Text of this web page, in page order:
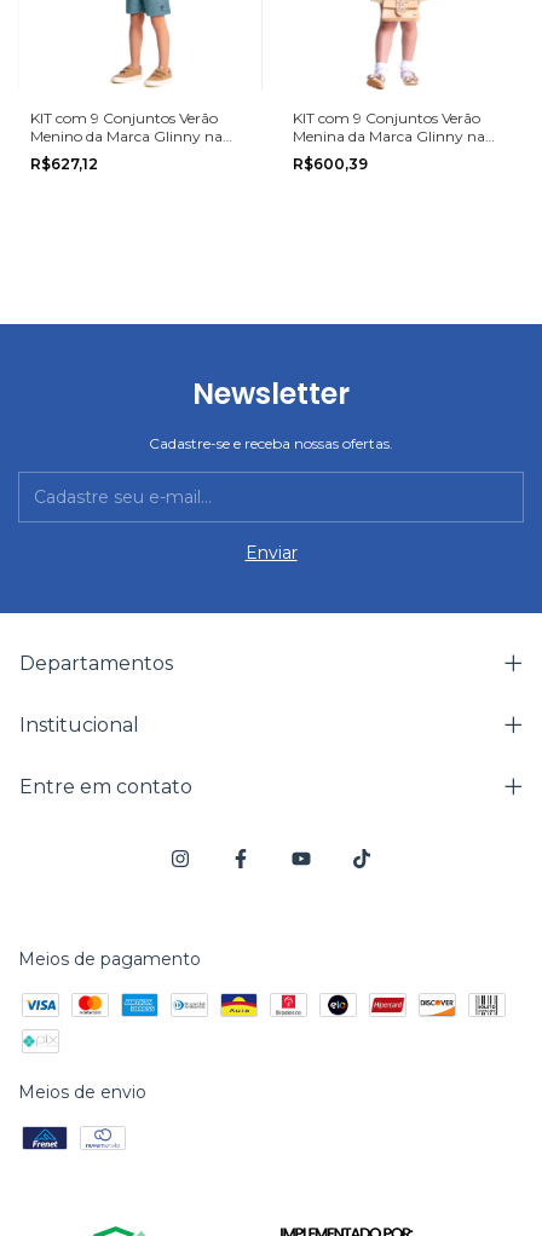
KIT com 9 Conjuntos Verão
Menino da Marca Glinny na
grade do 4 ao 8
R$627,12
KIT com 9 Conjuntos Verão
Menina da Marca Glinny na
grade do 4 ao 8
R$600,39
Newsletter
Cadastre-se e receba nossas ofertas.
Departamentos
Institucional
Entre em contato
Meios de pagamento
Meios de envio